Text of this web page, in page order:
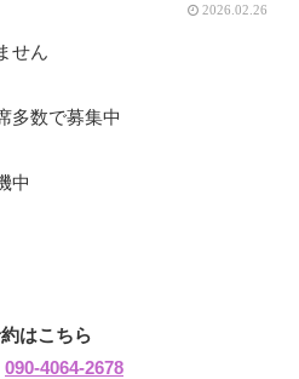
2026.02.26
せん
多数で募集中
中
はこちら
090-4064-2678